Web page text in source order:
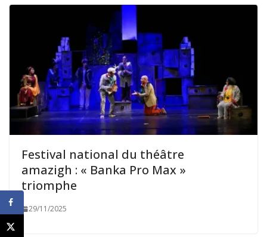
Festival national du théâtre
amazigh : « Banka Pro Max »
triomphe
29/11/2025